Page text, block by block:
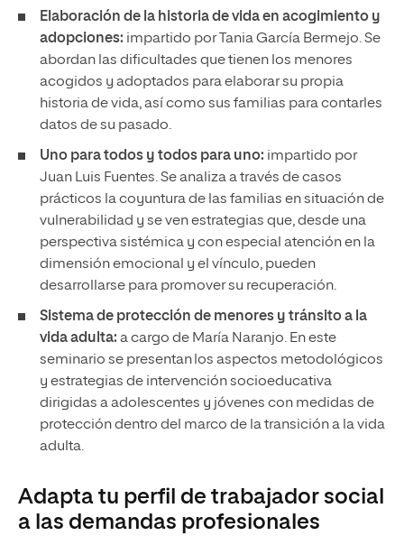
Elaboración de la historia de vida en acogimiento y
adopciones: impartido por Tania García Bermejo. Se
abordan las dificultades que tienen los menores
acogidos y adoptados para elaborar su propia
historia de vida, así como sus familias para contarles
datos de su pasado.
Uno para todos y todos para uno: impartido por
Juan Luis Fuentes. Se analiza a través de casos
prácticos la coyuntura de las familias en situación de
vulnerabilidad y se ven estrategias que, desde una
perspectiva sistémica y con especial atención en la
dimensión emocional y el vínculo, pueden
desarrollarse para promover su recuperación.
Sistema de protección de menores y tránsito a la
vida adulta: a cargo de María Naranjo. En este
seminario se presentan los aspectos metodológicos
y estrategias de intervención socioeducativa
dirigidas a adolescentes y jóvenes con medidas de
protección dentro del marco de la transición a la vida
adulta.
Adapta tu perfil de trabajador social
a las demandas profesionales